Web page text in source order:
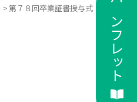
第７８回卒業証書授与式 パンフレット